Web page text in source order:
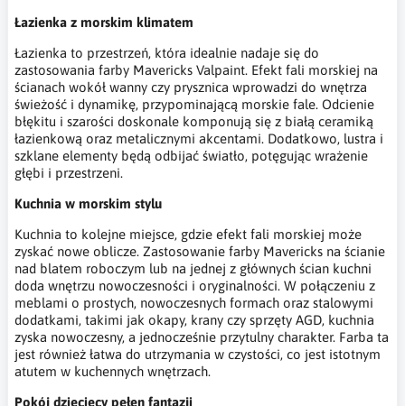
Łazienka z morskim klimatem
Łazienka to przestrzeń, która idealnie nadaje się do
zastosowania farby Mavericks Valpaint. Efekt fali morskiej na
ścianach wokół wanny czy prysznica wprowadzi do wnętrza
świeżość i dynamikę, przypominającą morskie fale. Odcienie
błękitu i szarości doskonale komponują się z białą ceramiką
łazienkową oraz metalicznymi akcentami. Dodatkowo, lustra i
szklane elementy będą odbijać światło, potęgując wrażenie
głębi i przestrzeni.
Kuchnia w morskim stylu
Kuchnia to kolejne miejsce, gdzie efekt fali morskiej może
zyskać nowe oblicze. Zastosowanie farby Mavericks na ścianie
nad blatem roboczym lub na jednej z głównych ścian kuchni
doda wnętrzu nowoczesności i oryginalności. W połączeniu z
meblami o prostych, nowoczesnych formach oraz stalowymi
dodatkami, takimi jak okapy, krany czy sprzęty AGD, kuchnia
zyska nowoczesny, a jednocześnie przytulny charakter. Farba ta
jest również łatwa do utrzymania w czystości, co jest istotnym
atutem w kuchennych wnętrzach.
Pokój dziecięcy pełen fantazji